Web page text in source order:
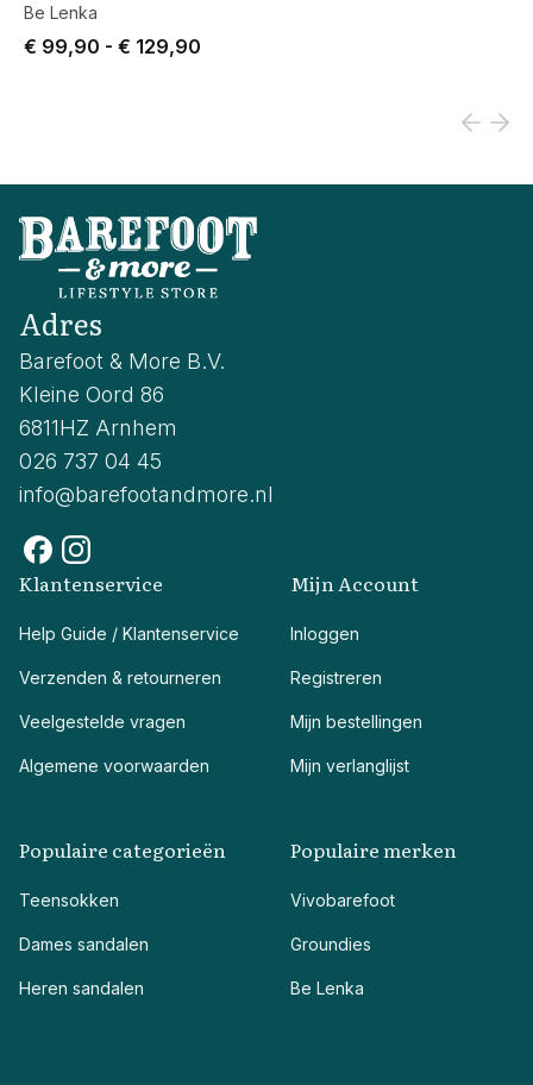
Be Lenka
Price from € 99,90 to € 129,90.
€ 99,90 - € 129,90
Adres
Barefoot & More B.V.
Kleine Oord 86
6811HZ Arnhem
026 737 04 45
info@barefootandmore.nl
Klantenservice
Help Guide / Klantenservice
Verzenden & retourneren
Veelgestelde vragen
Algemene voorwaarden
Mijn Account
Inloggen
Registreren
Mijn bestellingen
Mijn verlanglijst
Populaire categorieën
Teensokken
Dames sandalen
Heren sandalen
Populaire merken
Vivobarefoot
Groundies
Be Lenka